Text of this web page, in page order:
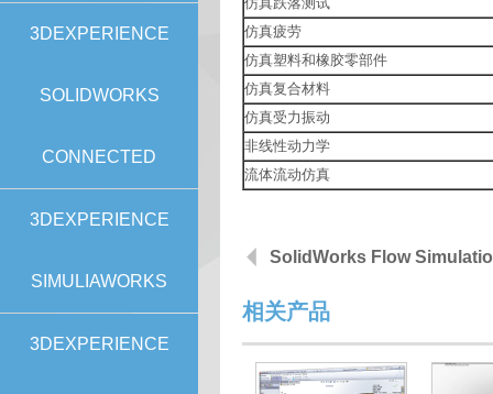
3DEXPERIENCE
SOLIDWORKS
CONNECTED
3DEXPERIENCE
SIMULIAWORKS
3DEXPERIENCE
仿真疲劳
仿真塑料和橡胶零部件
仿真复合材料
仿真受力振动
非线性动力学
流体流动仿真
SolidWorks Flow
相关产品